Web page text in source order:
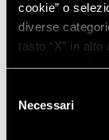
cookie” o
diverse
tasto “X” in
delNecessari